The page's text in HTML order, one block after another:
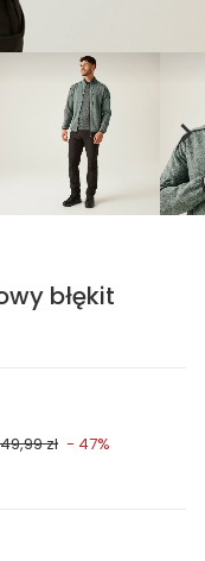
chevron_right
błękit
zł - 47%